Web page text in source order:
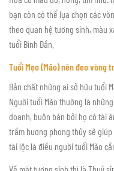
bạn còn có thể lựa chọn các
theo quan hệ tương sinh, màu
tuổi Bính Dần.
Tuổi Mẹo (Mão) nên đeo vòng
Bản chất những ai sở hữu tuổi
Người tuổi Mão thường là
doanh, buôn bán bởi họ có tài
trầm hương phong thủy sẽ
tài lộc là điều người tuổi Mão